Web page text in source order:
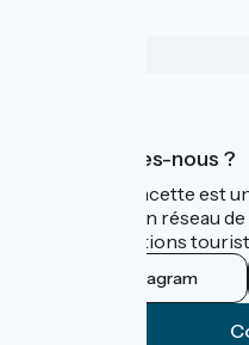
Qui sommes-nous ?
La Vélo Francette est
promu par un réseau
leurs institutions
Instagram